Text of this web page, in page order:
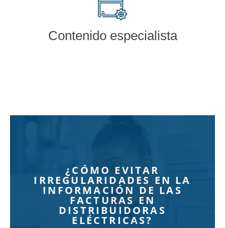
Contenido especialista
¿CÓMO EVITAR
IRREGULARIDADES EN LA
INFORMACIÓN DE LAS
FACTURAS EN
DISTRIBUIDORAS
ELÉCTRICAS?